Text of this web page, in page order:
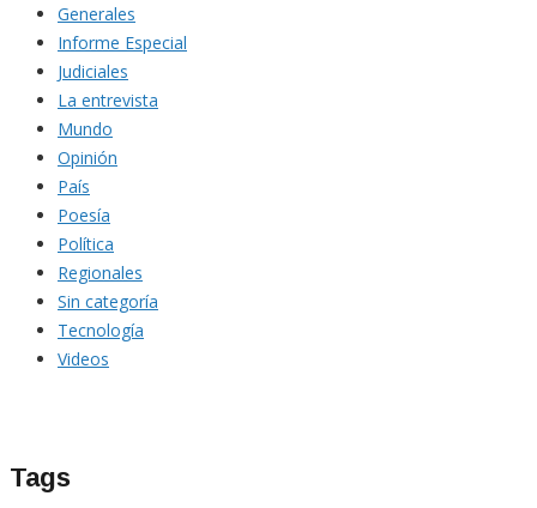
Generales
Informe Especial
Judiciales
La entrevista
Mundo
Opinión
País
Poesía
Política
Regionales
Sin categoría
Tecnología
Videos
Tags